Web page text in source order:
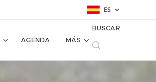
ES
AGENDA MÁS
BUSCAR